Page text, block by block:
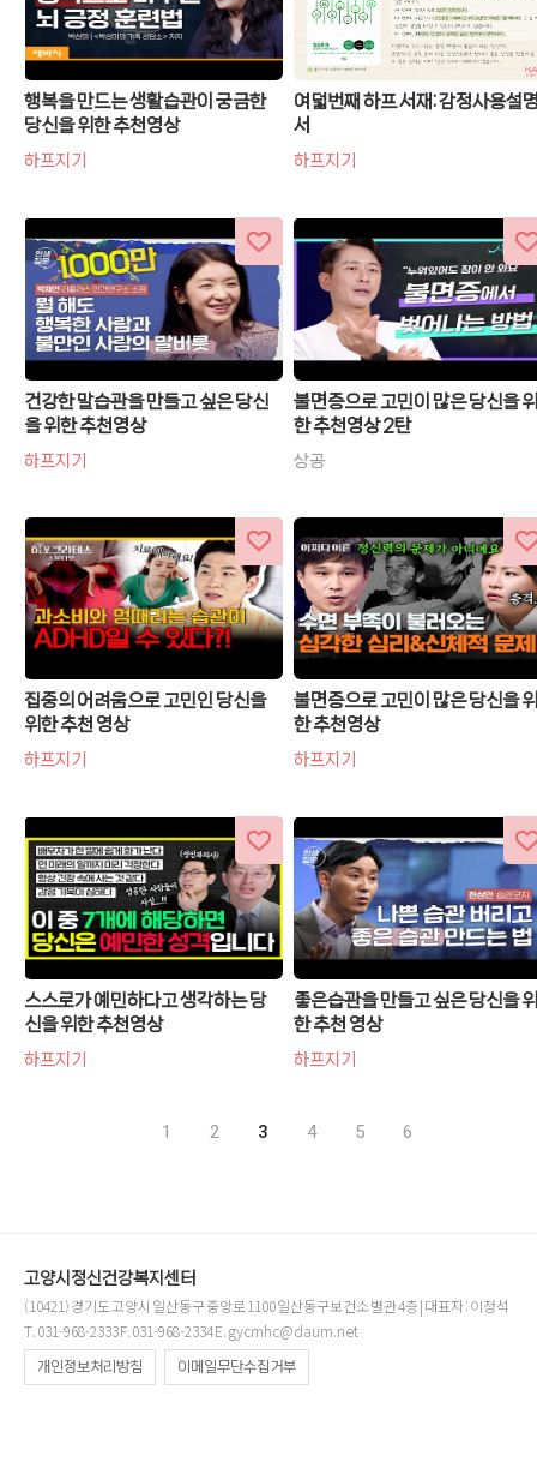
행복을 만드는 생활습관이 궁금한
당신을 위한 추천영상
하프지기
여덟번째 하프 서재: 감정사용설
서
하프지기
건강한 말습관을 만들고 싶은 당신
을 위한 추천영상
하프지기
불면증으로 고민이 많은 당신을 위
한 추천영상 2탄
상공
집중의 어려움으로 고민인 당신을
위한 추천 영상
하프지기
불면증으로 고민이 많은 당신을 위
한 추천영상
하프지기
스스로가 예민하다고 생각하는 당
신을 위한 추천영상
하프지기
좋은습관을 만들고 싶은 당신을 위
한 추천 영상
하프지기
1 2 3 4 5 6
고양시정신건강복지센터
(10421) 경기도 고양시 일산동구 중앙로 1100 일산동구보건소 별관 4층 | 대표자 : 이정석
T. 031-968-2333 F. 031-968-2334 E. gycmhc@daum.net
개인정보처리방침 이메일무단수집거부